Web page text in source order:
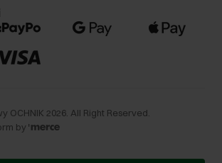
OCHNIK 2026 . All Right Reserved.
by